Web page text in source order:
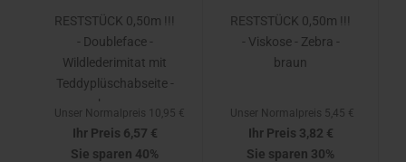
RESTSTÜCK 0,50m !!!
- Doubleface -
Wildlederimitat mit
Teddyplüschabseite -
braun
Unser Normalpreis 10,95 €
Ihr Preis 6,57 €
Sie sparen 40%
RESTSTÜCK 0,50m !!!
- Viskose - Zebra -
braun
Unser Normalpreis 5,45 €
Ihr Preis 3,82 €
Sie sparen 30%